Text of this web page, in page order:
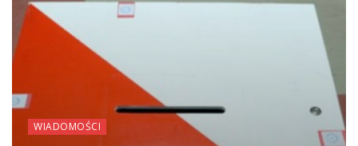
WIADOMOŚCI